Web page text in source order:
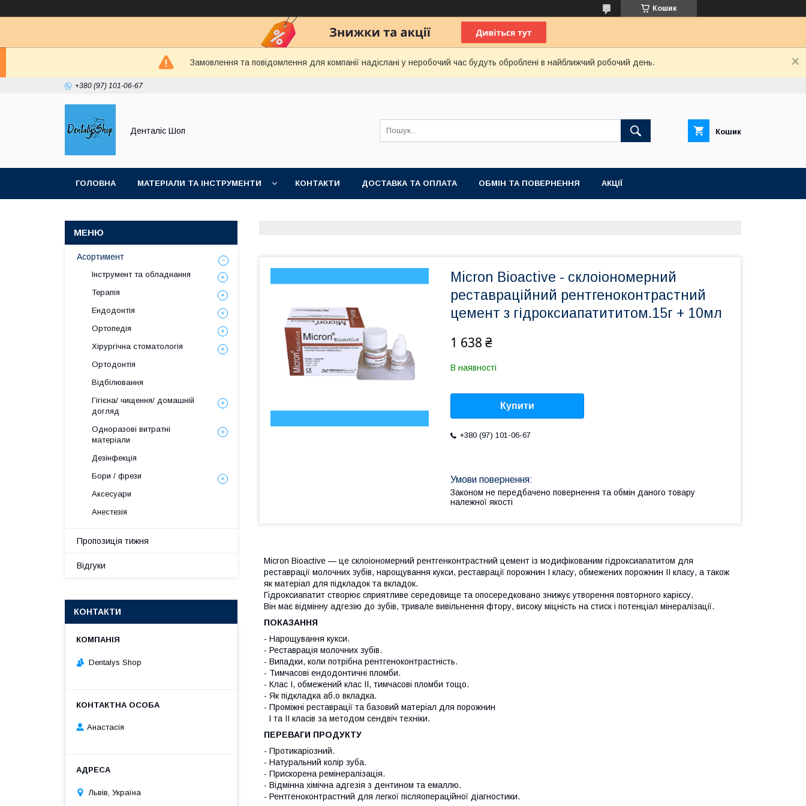
Кошик
Замовлення та повідомлення для компанії надіслані у неробочий час будуть оброблені в найближчий робочий день.
+380 (97) 101-06-67
Денталіс Шоп Кошик
ГОЛОВНА МАТЕРІАЛИ ТА ІНСТРУМЕНТИ КОНТАКТИ ДОСТАВКА ТА ОПЛАТА ОБМІН ТА ПОВЕРНЕННЯ АКЦІЇ
Micron Bioactive - склоіономерний
реставраційний рентгеноконтрастний
цемент з гідроксиапатититом.15г + 10мл
1 638 ₴
В наявності
Купити
+380 (97) 101-06-67
Законом не передбачено повернення та обмін даного товару
належної якості
Micron Bioactive — це склоіономерний рентгенконтрастний цемент із модифікованим гідроксиапатитом для
реставрації молочних зубів, нарощування кукси, реставрації порожнин I класу, обмежених порожнин II класу, а також
як матеріал для підкладок та вкладок.
Гідроксиапатит створює сприятливе середовище та опосередковано знижує утворення повторного карієсу.
Він має відмінну адгезію до зубів, тривале вивільнення фтору, високу міцність на стиск і потенціал мінералізації.
ПОКАЗАННЯ
- Нарощування кукси.
- Реставрація молочних зубів.
- Випадки, коли потрібна рентгеноконтрастність.
- Тимчасові ендодонтичні пломби.
- Клас I, обмежений клас II, тимчасові пломби тощо.
- Як підкладка аб.о вкладка.
- Проміжні реставрації та базовий матеріал для порожнин
І та ІІ класів за методом сендвіч техніки.
ПЕРЕВАГИ ПРОДУКТУ
- Протикаріозний.
- Натуральний колір зуба.
- Прискорена ремінералізація.
- Відмінна хімічна адгезія з дентином та емаллю.
- Рентгеноконтрастний для легкої післяопераційної діагностики.
Асортимент
Інструмент та обладнання
Терапія
Ендодонтія
Ортопедія
Хірургічна стоматологія
Ортодонтія
Відбілювання
Гігієна/ чищення/ домашній
догляд
Одноразові витратні
матеріали
Дезінфекція
Бори / фрези
Аксесуари
Анестезія
Пропозиція тижня
Відгуки
КОНТАКТИ
Dentalys Shop
Анастасія
Львів, Україна